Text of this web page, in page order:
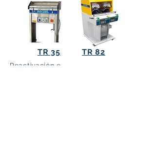
TR 35 TR 82
Reactivación e